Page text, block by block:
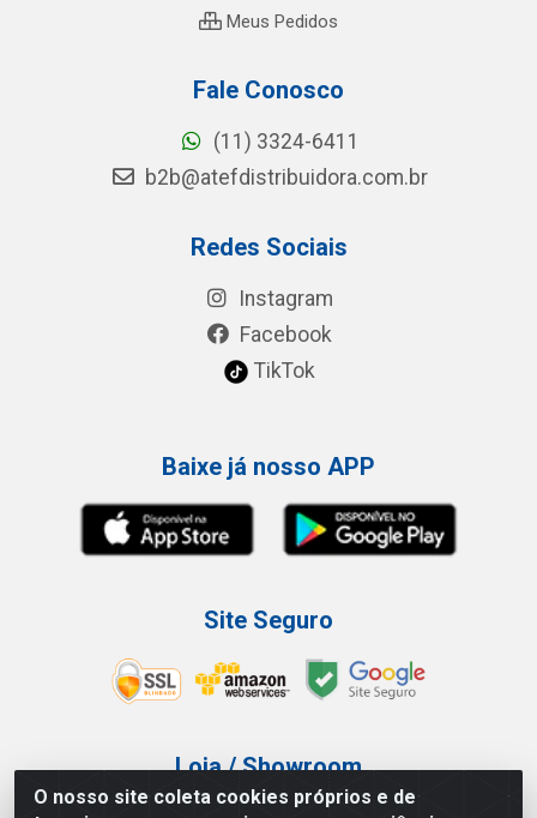
O nosso site coleta cookies próprios e de
Meus Pedidos
Fale Conosco
(11) 3324-6411
b2b@atefdistribuidora.com.br
Redes Sociais
Instagram
Facebook
TikTok
Baixe já nosso APP
Site Seguro
Loja / Showroom
Tel.: (11) 3227-0546